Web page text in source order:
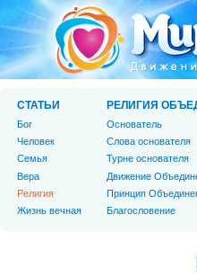
СТАТЬИ
Бог
Человек
Cемья
Вера
Религия
Жизнь вечная
РЕЛИГИЯ
Основатель
Слова основателя
Турне основателя
Движение
Принцип
Благословение